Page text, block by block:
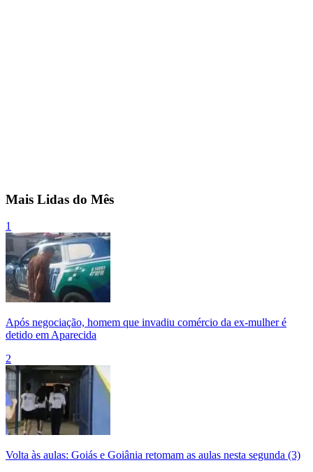
Mais Lidas do Mês
1
Após negociação, homem que invadiu comércio da ex-mulher é
detido em Aparecida
2
Volta às aulas: Goiás e Goiânia retomam as aulas nesta segunda (3)